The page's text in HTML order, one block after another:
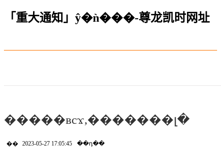
「重大通知」ŷ�ǹ���-尊龙凯时网址
�����всϫ,�������լ�
�� 2023-05-27 17:05:45 ��դ��